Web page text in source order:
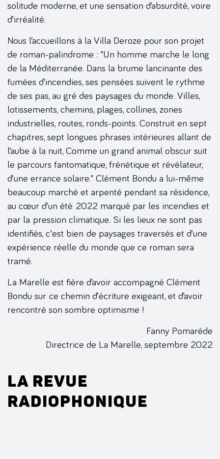
solitude moderne, et une sensation d’absurdité, voire
d’irréalité.
Nous l’accueillons à la Villa Deroze pour son projet
de roman-palindrome : "Un homme marche le long
de la Méditerranée. Dans la brume lancinante des
fumées d’incendies, ses pensées suivent le rythme
de ses pas, au gré des paysages du monde. Villes,
lotissements, chemins, plages, collines, zones
industrielles, routes, ronds-points. Construit en sept
chapitres, sept longues phrases intérieures allant de
l’aube à la nuit, Comme un grand animal obscur suit
le parcours fantomatique, frénétique et révélateur,
d’une errance solaire." Clément Bondu a lui-même
beaucoup marché et arpenté pendant sa résidence,
au cœur d’un été 2022 marqué par les incendies et
par la pression climatique. Si les lieux ne sont pas
identifiés, c’est bien de paysages traversés et d’une
expérience réelle du monde que ce roman sera
tramé.
La Marelle est fière d’avoir accompagné Clément
Bondu sur ce chemin d’écriture exigeant, et d’avoir
rencontré son sombre optimisme !
Fanny Pomarède
Directrice de La Marelle, septembre 2022
La revue
radiophonique